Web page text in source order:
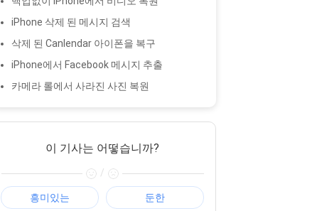
iPhone 삭제 된 메시지 검색
삭제 된 Canlendar 아이폰을 복구
iPhone에서 Facebook 메시지 추출
카메라 롤에서 사라진 사진 복원
이 기사는 어떻습니까?
/
흥미있는 둔한